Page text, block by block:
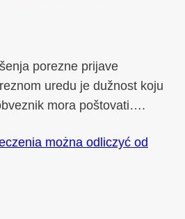
porezne prijave
uredu je dužnost koju
mora poštovati….